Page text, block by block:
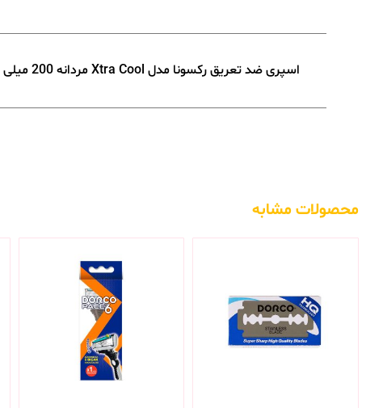
اسپری ضد تعریق رکسونا مدل Xtra Cool مردانه 200 میلی لیتر
محصولات مشابه